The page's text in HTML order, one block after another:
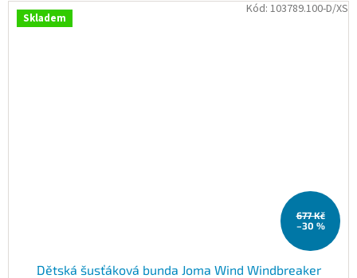
Skladem
677 Kč
–30 %
Dětská šusťáková bunda Joma Wind Windbreaker
Kód: 103789.100-D/XS